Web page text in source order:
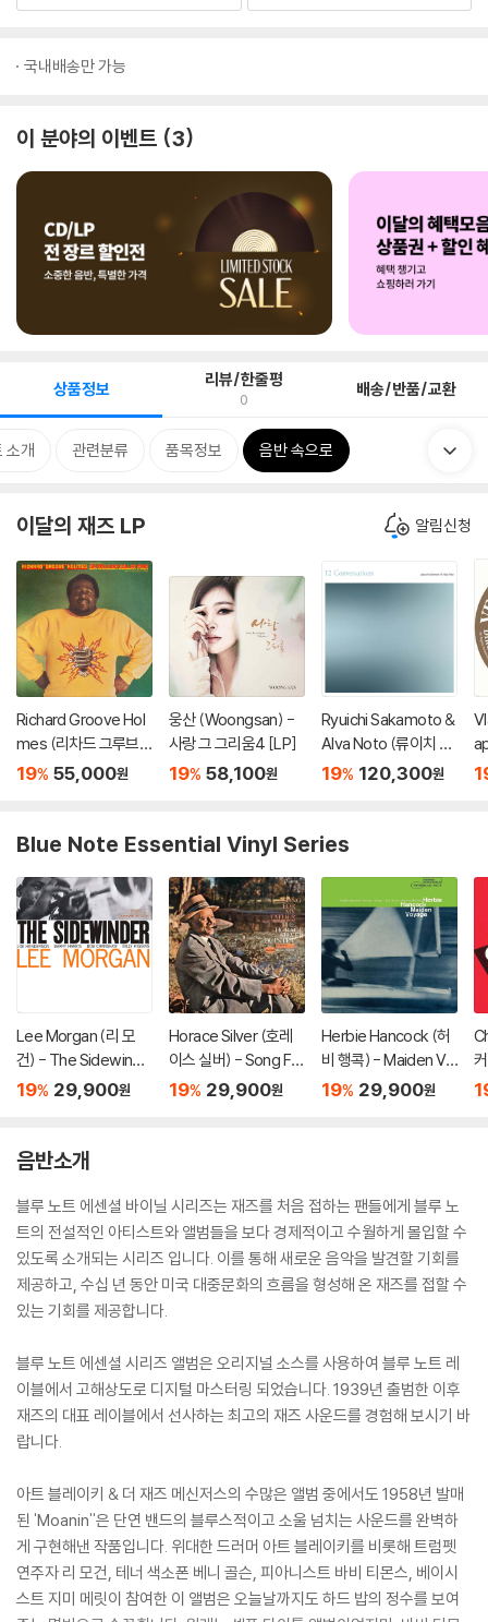
국내배송만 가능
이 분야의 이벤트 3
상품정보 리뷰/한줄평
0 배송/반품/교환
소개 관련분류 품목정보 음반 속으로
이달의 재즈 LP 알림신청
Richard Groove Hol
mes (리차드 그루브
홈스) - Six Million Doll
19% 55,000원
웅산 (Woongsan) -
사랑 그 그리움4 [LP]
19% 58,100원
Ryuichi Sakamoto &
Alva Noto (류이치 사
카모토 & 알바 노토) -
19% 120,300원
Blue Note Essential Vinyl Series
Lee Morgan (리 모
건) - The Sidewinde
r [LP]
19% 29,900원
Horace Silver (호레
이스 실버) - Song For
My Father [LP]
19% 29,900원
Herbie Hancock (허
비 행콕) - Maiden Vo
yage [LP]
19% 29,900원
음반소개
블루 노트 에센셜 바이닐 시리즈는 재즈를 처음 접하는 팬들에게 블루 노
트의 전설적인 아티스트와 앨범들을 보다 경제적이고 수월하게 몰입할 수
있도록 소개되는 시리즈 입니다. 이를 통해 새로운 음악을 발견할 기회를
제공하고, 수십 년 동안 미국 대중문화의 흐름을 형성해 온 재즈를 접할 수
있는 기회를 제공합니다.
블루 노트 에센셜 시리즈 앨범은 오리지널 소스를 사용하여 블루 노트 레
이블에서 고해상도로 디지털 마스터링 되었습니다. 1939년 출범한 이후
재즈의 대표 레이블에서 선사하는 최고의 재즈 사운드를 경험해 보시기 바
랍니다.
아트 블레이키 & 더 재즈 메신저스의 수많은 앨범 중에서도 1958년 발매
된 'Moanin''은 단연 밴드의 블루스적이고 소울 넘치는 사운드를 완벽하
게 구현해낸 작품입니다. 위대한 드러머 아트 블레이키를 비롯해 트럼펫
연주자 리 모건, 테너 색소폰 베니 골슨, 피아니스트 바비 티몬스, 베이시
스트 지미 메릿이 참여한 이 앨범은 오늘날까지도 하드 밥의 정수를 보여